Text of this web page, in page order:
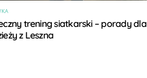
trening siatkarski – porady dla
z Leszna